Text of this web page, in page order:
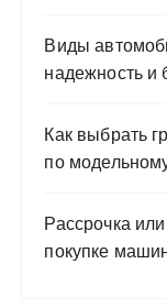
Виды
надежность и
Как выбрать
по
Рассрочка
покупке